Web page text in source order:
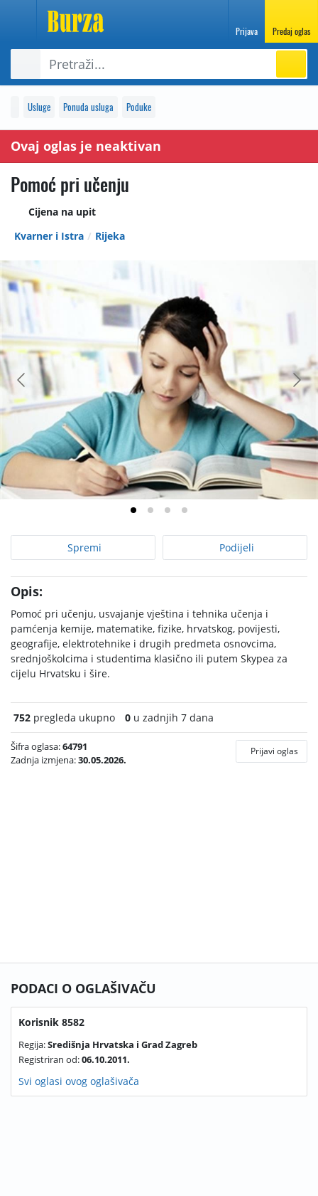
Prijava Predaj oglas
Usluge Ponuda usluga Poduke
Ovaj oglas je neaktivan
Pomoć pri učenju
Cijena na upit
Kvarner i Istra
Rijeka
Spremi Podijeli
Opis:
Pomoć pri učenju, usvajanje vještina i tehnika učenja i
pamćenja kemije, matematike, fizike, hrvatskog, povijesti,
geografije, elektrotehnike i drugih predmeta osnovcima,
srednjoškolcima i studentima klasično ili putem Skypea za
cijelu Hrvatsku i šire.
752 pregleda ukupno 0 u zadnjih 7 dana
Šifra oglasa:64791
Zadnja izmjena:30.05.2026.
Prijavi oglas
PODACI O OGLAŠIVAČU
Korisnik 8582
Regija:Središnja Hrvatska i Grad Zagreb
Registriran od:06.10.2011.
Svi oglasi ovog oglašivača